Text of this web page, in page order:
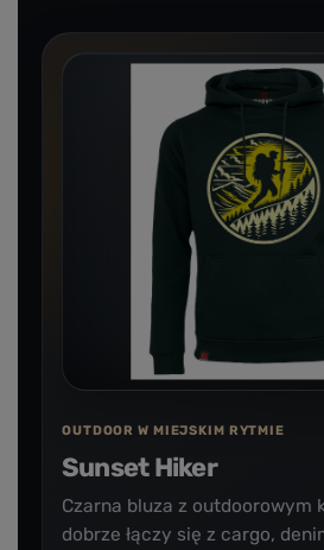
OUTDOOR W MIEJSKIM RYTMIE
Sunset Hiker
Czarna bluza z outdoorowym
dobrze łączy się z cargo,